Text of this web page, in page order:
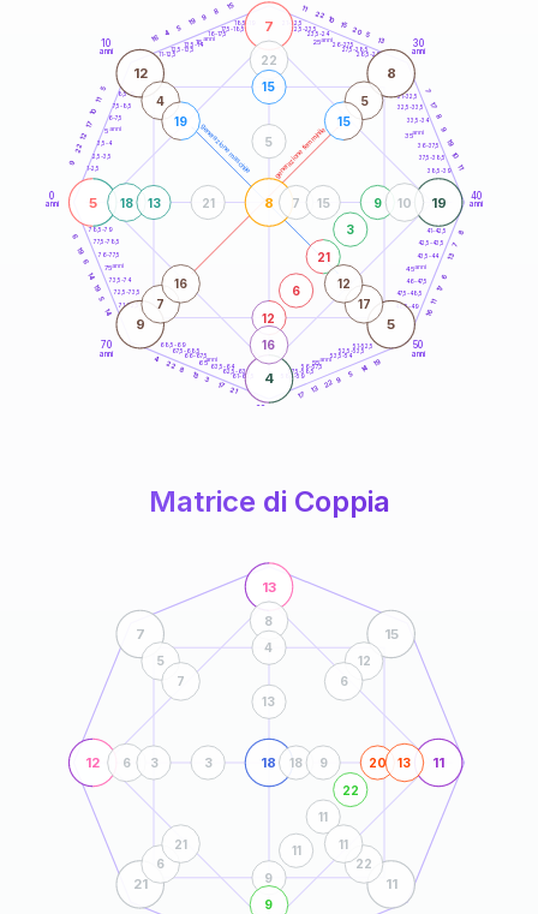
generazione maschile generazione femminile
0
anni
10
anni
30
anni
40
anni
50
anni
60
70
anni
1-2,5
2,5-3,5
3,5-4
6-7,5
7,5-8,5
8,5-9
11-12,5
12,5-13,5
13,5-14
16-17,5
17,5-18,5
18,5-19 21-22,5
22,5-23,5
23,5-24
26-27,5
27,5-28,5
28,5-29
31-32,5
32,5-33,5
33,5-34
36-37,5
37,5-38,5
38,5-39
41-42,5
42,5-43,5
43,5-44
46-47,5
47,5-48,5
48,5-49
51-52,5
52,5-53,5
53,5-54
56-57,5
57,5-58,5
58,5-59
61-62,5
62,5-63,5
63,5-64
66-67,5
67,5-68,5
68,5-69
71-72,5
72,5-73,5
73,5-74
76-77,5
77,5-78,5
78,5-79
9
22
12
17
10
11
5
16 4
5
19
9
8
15 11
22 10
15
20 5
13
7
17
8
9
19
10
11
8
7
13
6
17
11
16
19
14
5
9
22
13
17
21
17
3
13
8
22
4
14
5
19
14
6
19
6
5
7
19
4
8
12 8
9 5
12
6
21
3
9
18
22
10
16
13
15
7 15
21
5
4
19
5
15
7
16
17
12
5anni
15 anni 25anni
35anni
45anni
55anni
65anni
75anni
Matrice di Coppia
12
13
11
18
7 15
21 11
9
11
11
22
20
6
8
13
9
3
4
18 9
3
13
5
7
12
6
6
21
22
11